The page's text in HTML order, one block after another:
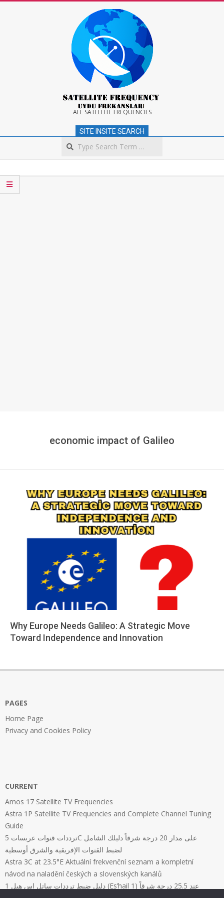
Satellite
Frequency
ALL SATELLITE FREQUENCIES
SITE INSITE SEARCH
Navigation
Menu
economic impact of Galileo
Why Europe Needs Galileo: A Strategic Move
Toward Independence and Innovation
21
PAGES
Home Page
Privacy and Cookies Policy
CURRENT
Amos 17 Satellite TV Frequencies
Astra 1P Satellite TV Frequencies and Complete Channel Tuning
Guide
ترددات قنوات عربسات 5C على مدار 20 درجة شرقاً دليلك الشامل
لضبط القنوات الإفريقية والشرق أوسطية
Astra 3C at 23.5°E Aktuální frekvenční seznam a kompletní
návod na naladění českých a slovenských kanálů
دليل ضبط ترددات ساتل إس هيل 1 (Es’hail 1) عند 25.5 درجة شرقاً